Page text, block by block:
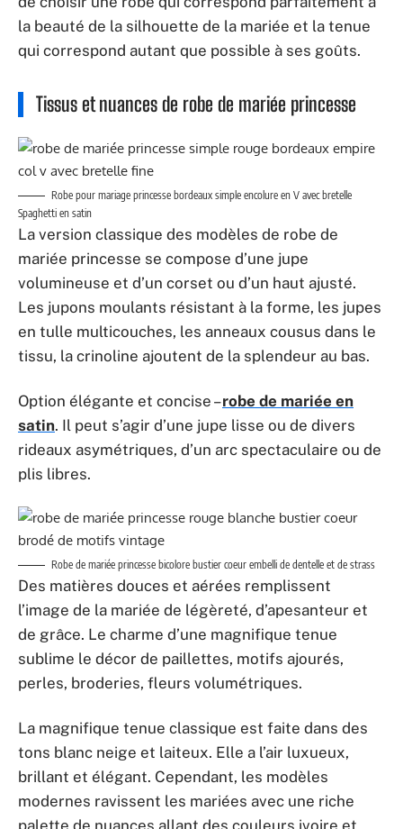
en tulle multicouches, les anneaux cousus dans le
tissu, la crinoline ajoutent de la splendeur au bas.
satin. Il peut s’agir d’une jupe lisse ou de divers
plis libres.
Robe de mariée princesse bicolore bustier coeur embelli de dentelle et de strass
Des matières douces et aérées remplissent
l’image de la mariée de légèreté, d’apesanteur et
de grâce. Le charme d’une magnifique tenue
sublime le décor de paillettes, motifs ajourés,
perles, broderies, fleurs volumétriques.
La magnifique tenue classique est faite dans des
tons blanc neige et laiteux. Elle a l’air luxueux,
brillant et élégant. Cependant, les modèles
modernes ravissent les mariées avec une riche
palette de nuances allant des couleurs ivoire et
champagne déjà bien établies au rose original et
exquis, au bleu clair, au citron, à la lavande, à la
menthe et à la pêche. Ces robes sont plus
brillantes, fraîches et élégantes, transformant la
robe moelleuse habituelle.
Il est pratique de le faire dans le salon de mariage
de Persun, où une vaste sélection derobes de
mariée princesse
est présentée : romantique et
choquante, laconique et luxueuse, colorée et blanc
comme neige. De plus, ici, la mariée pourra
immédiatement récupérer tous les accessoires
nécessaires pour donner à l’image une complétude